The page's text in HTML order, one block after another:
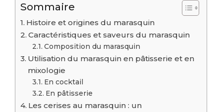
Sommaire
Histoire et origines du marasquin
Caractéristiques et saveurs du marasquin
Composition du marasquin
Utilisation du marasquin en pâtisserie et en
mixologie
En cocktail
En pâtisserie
Les cerises au marasquin : un